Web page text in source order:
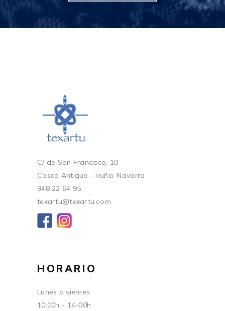
C/ de San Francisco, 10
Casco Antiguo - Iruña. Navarra
948 22 64 95
texartu@texartu.com
HORARIO
Lunes a viernes:
10:00h - 14-00h